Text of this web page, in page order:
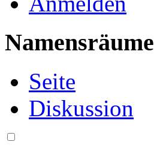
Namensräume
Seite
Diskussion